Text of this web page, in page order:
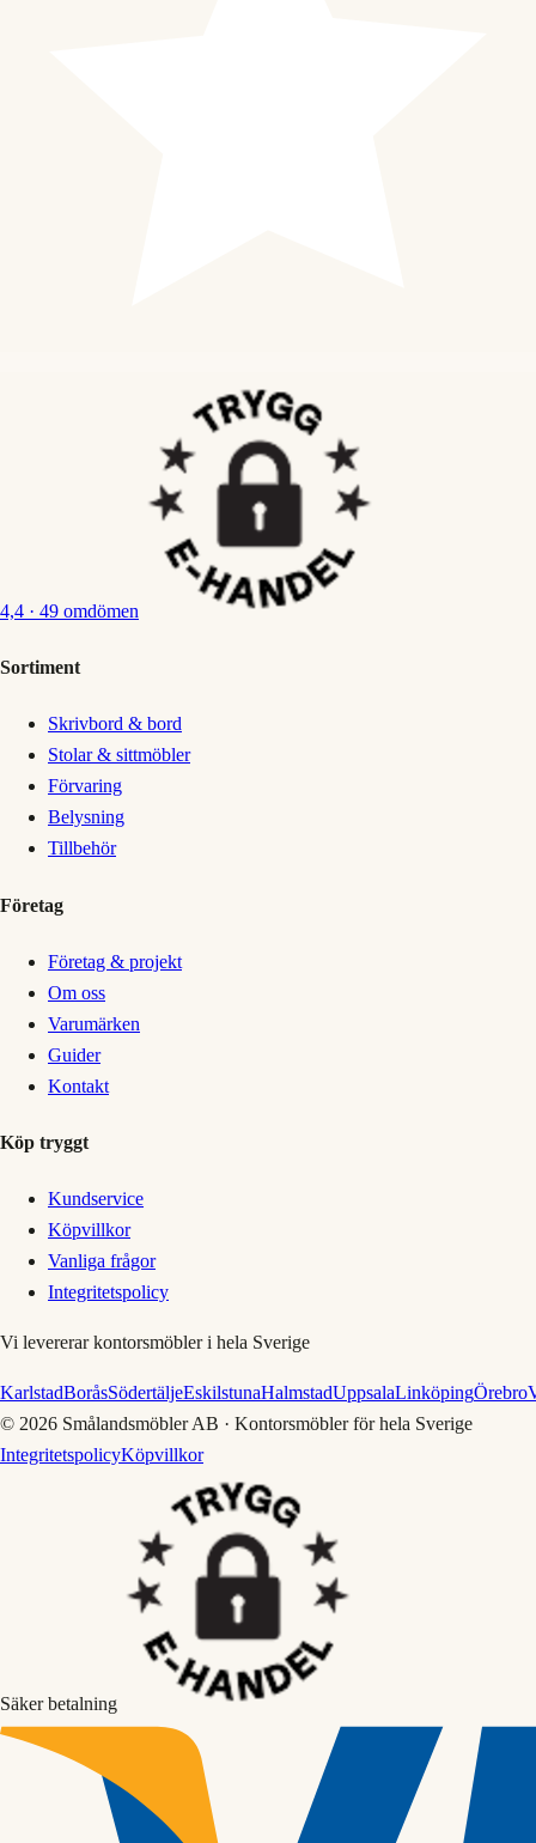
4,4 · 49 omdömen
Sortiment
Skrivbord & bord
Stolar & sittmöbler
Förvaring
Belysning
Tillbehör
Företag
Företag & projekt
Om oss
Varumärken
Guider
Kontakt
Köp tryggt
Kundservice
Köpvillkor
Vanliga frågor
Integritetspolicy
Vi levererar kontorsmöbler i hela Sverige
KarlstadBoråsSödertäljeEskilstunaHalmstadUppsalaLinköpingÖrebro
© 2026 Smålandsmöbler AB · Kontorsmöbler för hela Sverige
IntegritetspolicyKöpvillkor
Säker betalning